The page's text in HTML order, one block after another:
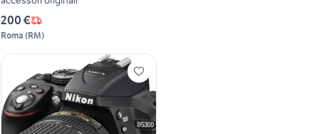
200 €
Roma (RM)